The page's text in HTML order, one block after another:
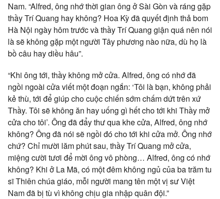
Nam. “Alfred, ông nhớ thời gian ông ở Sài Gòn và ráng gặp
thầy Trí Quang hay không? Hoa Kỳ đã quyết định thả bom
Hà Nội ngày hôm trước và thầy Trí Quang giận quá nên nói
là sẽ không gặp một người Tây phương nào nữa, dù họ là
bồ câu hay diều hâu”.
“Khi ông tới, thầy không mở cửa. Alfred, ông có nhớ đã
ngồi ngoài cửa viết một đoạn ngắn: ‘Tôi là bạn, không phải
kẻ thù, tới để giúp cho cuộc chiến sớm chấm dứt trên xứ
Thầy. Tôi sẽ không ăn hay uống gì hết cho tới khi Thầy mở
cửa cho tôi’. Ông đã đẩy thư qua khe cửa, Alfred, ông nhớ
không? Ông đã nói sẽ ngồi đó cho tới khi cửa mở. Ông nhớ
chứ? Chỉ mười lăm phút sau, thầy Trí Quang mở cửa,
miệng cười tươi để mời ông vô phòng… Alfred, ông có nhớ
không? Khi ở La Mã, có một đêm không ngủ của ba trăm tu
sĩ Thiên chúa giáo, mỗi người mang tên một vị sư Việt
Nam đã bị tù vì không chịu gia nhập quân đội.”